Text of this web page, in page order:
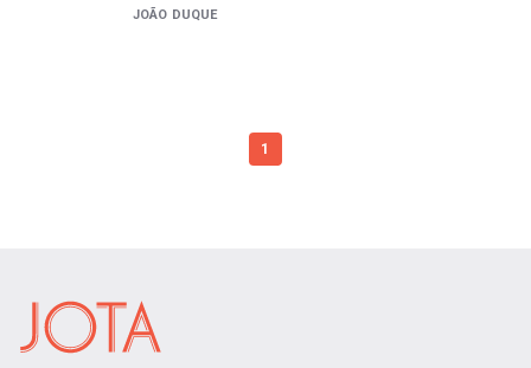
JOÃO DUQUE
1